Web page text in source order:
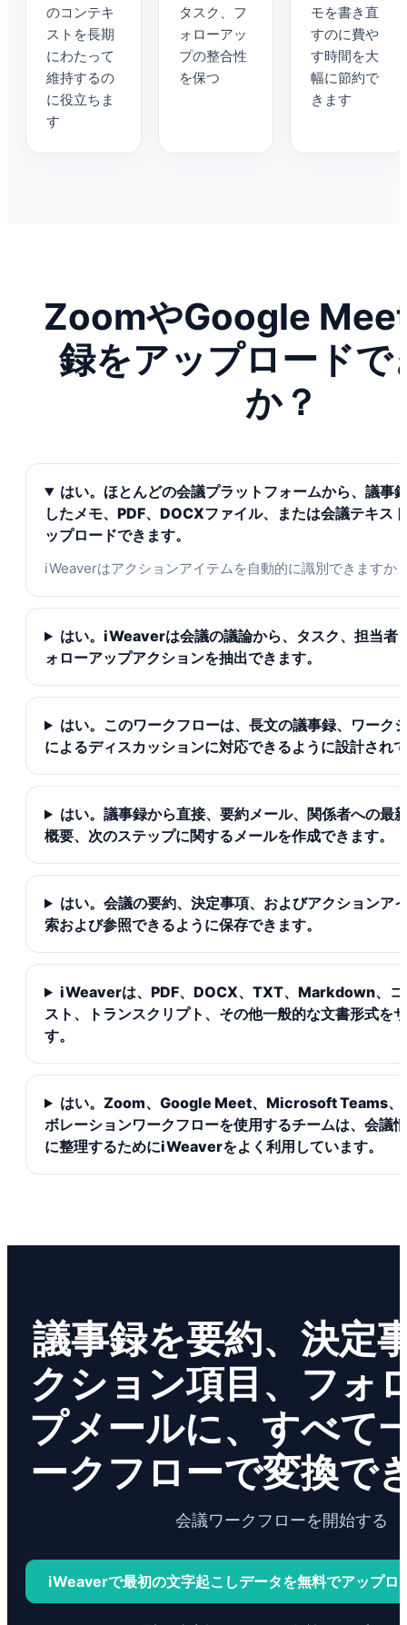
のコンテキ
ストを長期
にわたって
維持するの
に役立ちま
す
タスク、フ
ォローアッ
プの整合性
を保つ
モを書き直
すのに費や
す時間を大
幅に節約で
きます
ZoomやGoogle
録をアップロードで
か？
はい。ほとんどの会議プラットフォームから、議事
したメモ、PDF、DOCXファイル、または会議テキス
ップロードできます。
iWeaverはアクションアイテムを自動的に識別できますか
はい。iWeaverは会議の議論から、タスク、担当者
ォローアップアクションを抽出できます。
はい。このワークフローは、長文の議事録、ワーク
によるディスカッションに対応できるように設計され
はい。議事録から直接、要約メール、関係者への最
概要、次のステップに関するメールを作成できます。
はい。会議の要約、決定事項、およびアクションア
索および参照できるように保存できます。
iWeaverは、PDF、DOCX、TXT、Markdown、コ
スト、トランスクリプト、その他一般的な文書形式を
す。
はい。Zoom、Google Meet、Microsoft Teams、
ボレーションワークフローを使用するチームは、会議
に整理するためにiWeaverをよく利用しています。
議事録を要約、決定
クション項目、フォ
プメールに、すべて
ークフローで変換で
会議ワークフローを開始する
iWeaverで最初の文字起こしデータを無料でアップロ